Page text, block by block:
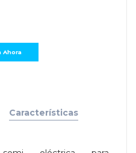
Características